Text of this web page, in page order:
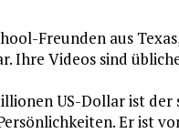
Freunden aus
Ihre Videos sind
US-Dollar ist der
Er ist